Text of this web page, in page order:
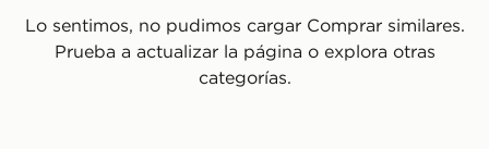
Lo sentimos, no pudimos cargar Comprar similares.
Prueba a actualizar la página o explora otras
categorías.